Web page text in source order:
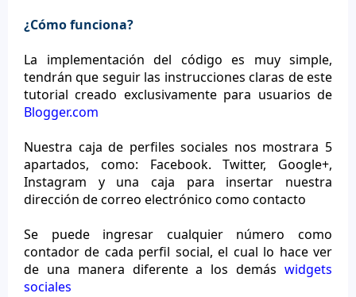
¿Cómo funciona?
La implementación del código es muy simple,
tendrán que seguir las instrucciones claras de este
tutorial creado exclusivamente para usuarios de
Blogger.com
Nuestra caja de perfiles sociales nos mostrara 5
apartados, como: Facebook. Twitter, Google+,
Instagram y una caja para insertar nuestra
dirección de correo electrónico como contacto
Se puede ingresar cualquier número como
contador de cada perfil social, el cual lo hace ver
de una manera diferente a los demás widgets
sociales